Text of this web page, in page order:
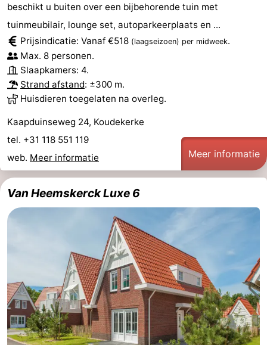
beschikt u buiten over een bijbehorende tuin met
tuinmeubilair, lounge set, autoparkeerplaats en ...
Prijsindicatie: Vanaf €518 (laagseizoen) per midweek.
Max. 8 personen.
Slaapkamers: 4.
Strand afstand: ±300 m.
Huisdieren toegelaten na overleg.
Kaapduinseweg 24, Koudekerke
tel. +31 118 551 119
web. Meer informatie Meer informatie
Van Heemskerck Luxe 6